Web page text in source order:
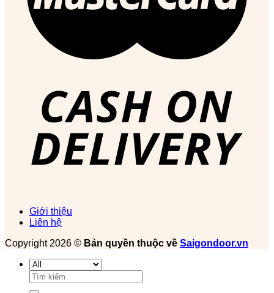
Giới thiệu
Liên hệ
Copyright 2026 © Bản quyền thuộc về Saigondoor.vn
Tìm
kiếm: